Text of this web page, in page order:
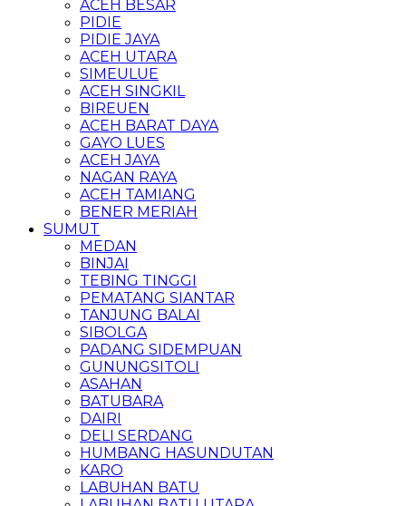
ACEH BESAR
PIDIE
PIDIE JAYA
ACEH UTARA
SIMEULUE
ACEH SINGKIL
BIREUEN
ACEH BARAT DAYA
GAYO LUES
ACEH JAYA
NAGAN RAYA
ACEH TAMIANG
BENER MERIAH
SUMUT
MEDAN
BINJAI
TEBING TINGGI
PEMATANG SIANTAR
TANJUNG BALAI
SIBOLGA
PADANG SIDEMPUAN
GUNUNGSITOLI
ASAHAN
BATUBARA
DAIRI
DELI SERDANG
HUMBANG HASUNDUTAN
KARO
LABUHAN BATU